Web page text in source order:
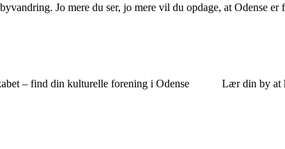
Jo mere du ser, jo mere vil du opdage, at Odense
– find din kulturelle forening i Odense Lær din by at